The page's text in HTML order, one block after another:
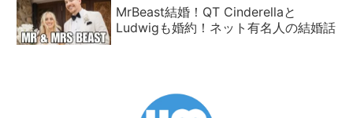
MrBeast結婚！QT Cinderellaと
Ludwigも婚約！ネット有名人の結婚話